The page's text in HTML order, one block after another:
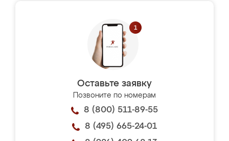
Оставьте заявку
Позвоните по номерам
8 (800) 511-89-55
8 (495) 665-24-01